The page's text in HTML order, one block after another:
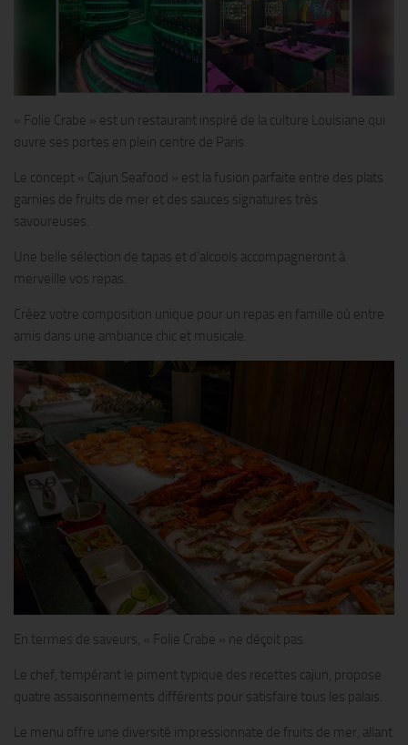
« Folie Crabe » est un restaurant inspiré de la culture Louisiane qui
ouvre ses portes en plein centre de Paris.
Le concept « Cajun Seafood » est la fusion parfaite entre des plats
garnies de fruits de mer et des sauces signatures très
savoureuses.
Une belle sélection de tapas et d’alcools accompagneront à
merveille vos repas.
Créez votre composition unique pour un repas en famille où entre
amis dans une ambiance chic et musicale.
En termes de saveurs, « Folie Crabe » ne déçoit pas.
Le chef, tempérant le piment typique des recettes cajun, propose
quatre assaisonnements différents pour satisfaire tous les palais.
Le menu offre une diversité impressionnate de fruits de mer, allant